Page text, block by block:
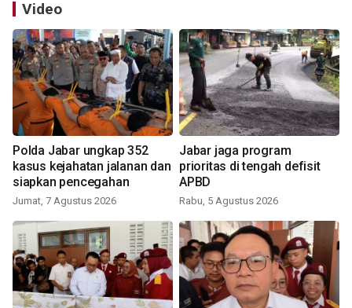
Video
Polda Jabar ungkap 352
kasus kejahatan jalanan dan
siapkan pencegahan
Jumat, 7 Agustus 2026
Jabar jaga program
prioritas di tengah defisit
APBD
Rabu, 5 Agustus 2026